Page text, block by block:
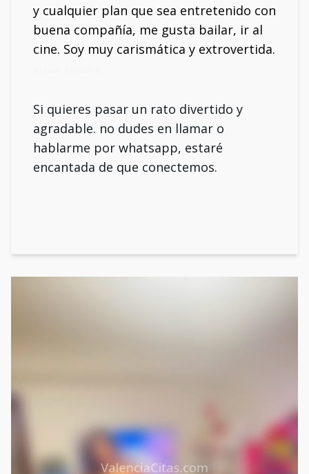
y cualquier plan que sea entretenido con
buena compañía, me gusta bailar, ir al
cine. Soy muy carismática y extrovertida.
Si quieres pasar un rato divertido y
agradable. no dudes en llamar o
hablarme por whatsapp, estaré
encantada de que conectemos.